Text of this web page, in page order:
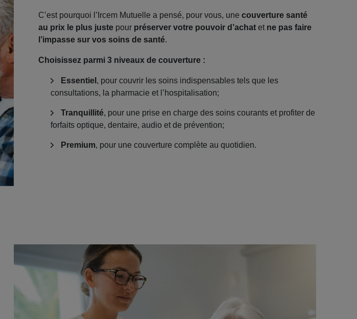
C’est pourquoi l’Ircem Mutuelle a pensé, pour vous, une couverture santé
au prix le plus juste pour préserver votre pouvoir d’achat et ne pas faire
l’impasse sur vos soins de santé.
Choisissez parmi 3 niveaux de couverture :
Essentiel , pour couvrir les soins indispensables tels que les
consultations, la pharmacie et l’hospitalisation;
Tranquillité, pour une prise en charge des soins courants et profiter de
forfaits optique, dentaire, audio et de prévention;
Premium, pour une couverture complète au quotidien.